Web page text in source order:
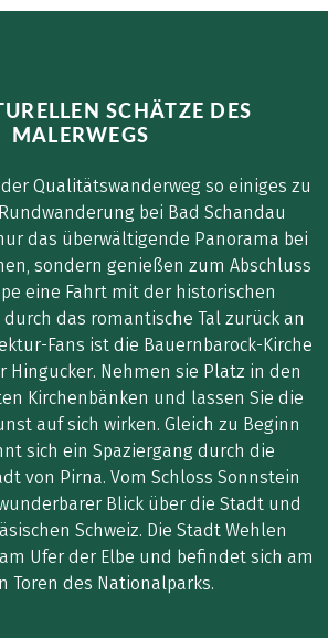
SCHÄTZE DES
MALERWEGS
Qualitätswanderweg so einiges zu
bei Bad Schandau
das überwältigende Panorama bei
sondern genießen zum Abschluss
eine Fahrt mit der historischen
das romantische Tal zurück an
Fans ist die Bauernbarock-Kirche
Hingucker. Nehmen sie Platz in den
Kirchenbänken und lassen Sie die
auf sich wirken. Gleich zu Beginn
sich ein Spaziergang durch die
von Pirna. Vom Schloss Sonnstein
Blick über die Stadt und
Schweiz. Die Stadt Wehlen
Ufer der Elbe und befindet sich am
Toren des Nationalparks.